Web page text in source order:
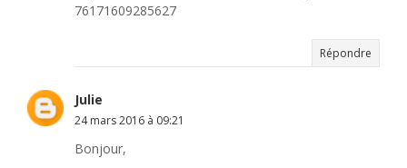
76171609285627
Répondre
Julie
24 mars 2016 à 09:21
Bonjour,